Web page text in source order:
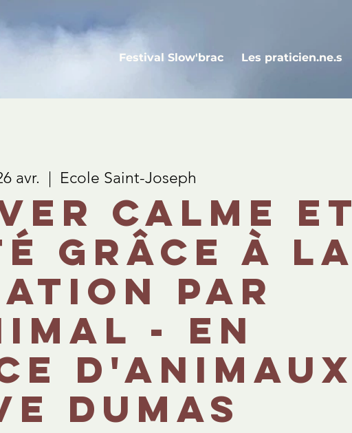
Festival Slow'brac Les praticien.ne.s
avr. Ecole Saint-Joseph
calme et
grâce à la
par
- en
d'animaux
Dumas